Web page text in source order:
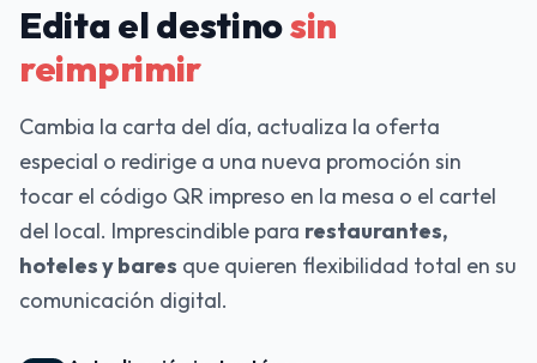
Edita el destinosin
reimprimir
Cambia la carta del día, actualiza la oferta
especial o redirige a una nueva promoción sin
tocar el código QR impreso en la mesa o el cartel
del local. Imprescindible para restaurantes,
hoteles y bares que quieren flexibilidad total en su
comunicación digital.